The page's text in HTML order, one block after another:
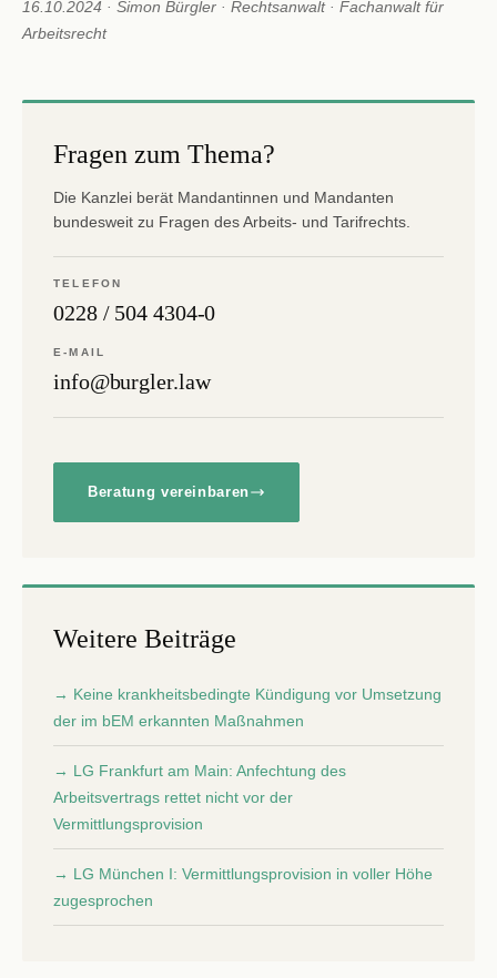
16.10.2024 · Simon Bürgler · Rechtsanwalt · Fachanwalt für
Arbeitsrecht
Fragen zum Thema?
Die Kanzlei berät Mandantinnen und Mandanten
bundesweit zu Fragen des Arbeits- und Tarifrechts.
TELEFON
0228 / 504 4304-0
E-MAIL
info@burgler.law
Beratung vereinbaren
Weitere Beiträge
→ Keine krankheitsbedingte Kündigung vor Umsetzung
der im bEM erkannten Maßnahmen
→ LG Frankfurt am Main: Anfechtung des
Arbeitsvertrags rettet nicht vor der
Vermittlungsprovision
→ LG München I: Vermittlungsprovision in voller Höhe
zugesprochen